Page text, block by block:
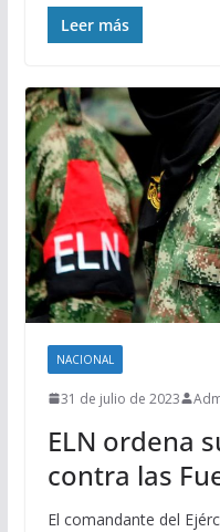
Leer más
NACIONAL
31 de julio de 2023
ELN ordena
contra las
El comandante del